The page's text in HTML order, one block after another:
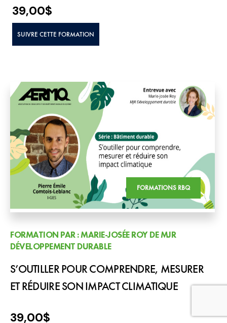
39,00$
SUIVRE CETTE FORMATION
FORMATIONS RBQ
FORMATION PAR : MARIE-JOSÉE ROY DE MJR
DÉVELOPPEMENT DURABLE
S’OUTILLER POUR COMPRENDRE, MESURER
ET RÉDUIRE SON IMPACT CLIMATIQUE
39,00$